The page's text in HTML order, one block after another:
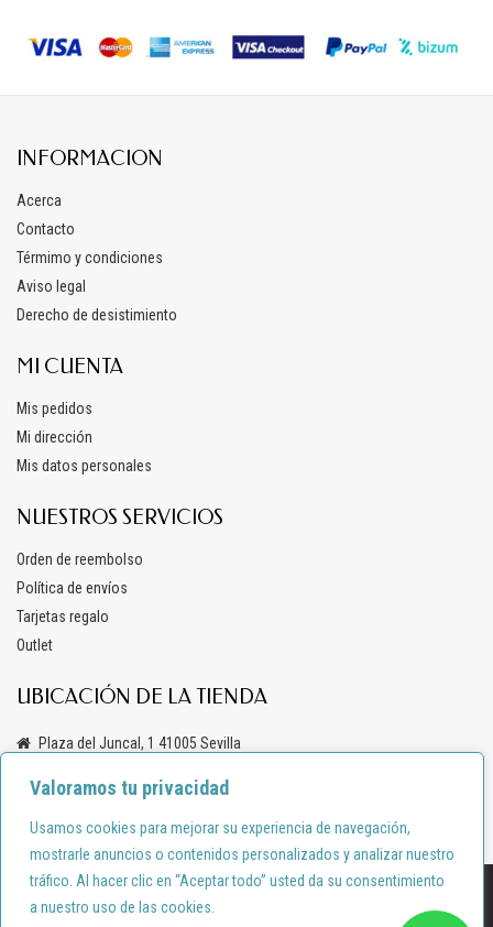
Valoramos tu privacidad
Usamos cookies para mejorar su experiencia de navegación,
mostrarle anuncios o contenidos personalizados y analizar nuestro
tráfico. Al hacer clic en “Aceptar todo” usted da su consentimiento
a nuestro uso de las cookies.
INFORMACION
Acerca
Contacto
Térmimo y condiciones
Aviso legal
Derecho de desistimiento
MI CUENTA
Mis pedidos
Mi dirección
Mis datos personales
NUESTROS SERVICIOS
Orden de reembolso
Política de envíos
Tarjetas regalo
Outlet
UBICACIÓN DE LA TIENDA
Plaza del Juncal, 1 41005 Sevilla
shortcode.es